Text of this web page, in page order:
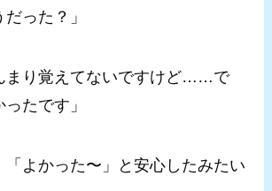
だった？」
まり覚えてないですけど……で
たです」
「よかった〜」と安心したみたい